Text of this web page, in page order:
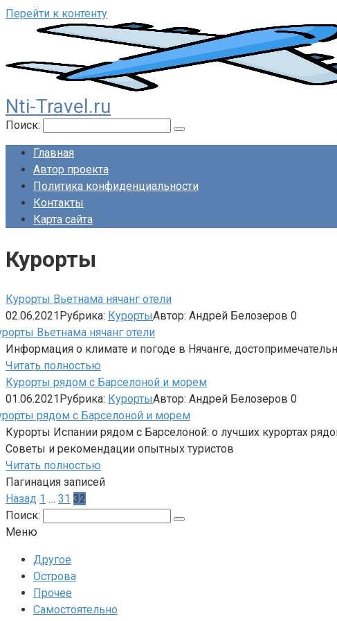
Перейти к контенту
Nti-Travel.ru
Поиск:
Главная
Автор проекта
Политика конфиденциальности
Контакты
Карта сайта
Курорты
Курорты Вьетнама нячанг отели
02.06.2021Рубрика: КурортыАвтор: Андрей Белозеров 0
Информация о климате и погоде в Нячанге,
Читать полностью
Курорты рядом с Барселоной и морем
01.06.2021Рубрика: КурортыАвтор: Андрей Белозеров 0
Курорты Испании рядом с Барселоной: о лучших курортах
Советы и рекомендации опытных туристов
Читать полностью
Пагинация записей
Назад 1 … 31 32
Поиск:
Меню
Другое
Острова
Прочее
Самостоятельно